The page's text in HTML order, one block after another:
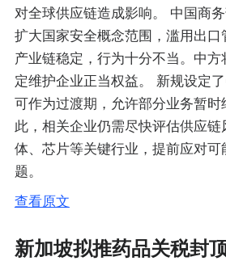
对全球供应链造成影响。 中国商
扩大国家安全概念范围，滥用出
产业链稳定，行为十分不当。中
定维护企业正当权益。 新规设定
可作为过渡期，允许部分业务暂时
此，相关企业仍需尽快评估供应
体、芯片等关键行业，提前应对
题。
查看原文
新加坡拟推药品关税封